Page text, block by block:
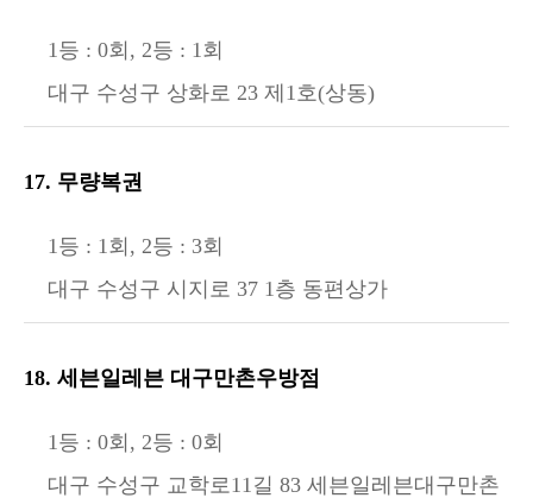
1등 : 0회, 2등 : 1회
대구 수성구 상화로 23 제1호(상동)
17. 무량복권
1등 : 1회, 2등 : 3회
대구 수성구 시지로 37 1층 동편상가
18. 세븐일레븐 대구만촌우방점
1등 : 0회, 2등 : 0회
대구 수성구 교학로11길 83 세븐일레븐대구만촌